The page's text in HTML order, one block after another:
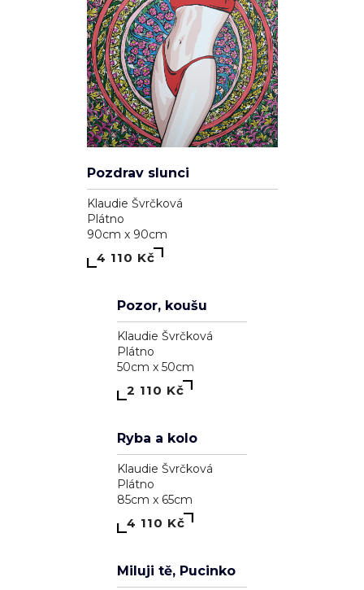
Elements
Klaudie Švrčková
Plátno
100cm x 70cm
5 110 Kč
Pozdrav slunci
Klaudie Švrčková
4 110 Kč